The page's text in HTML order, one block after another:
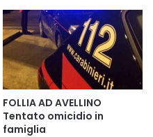
FOLLIA AD AVELLINO
Tentato omicidio in
famiglia